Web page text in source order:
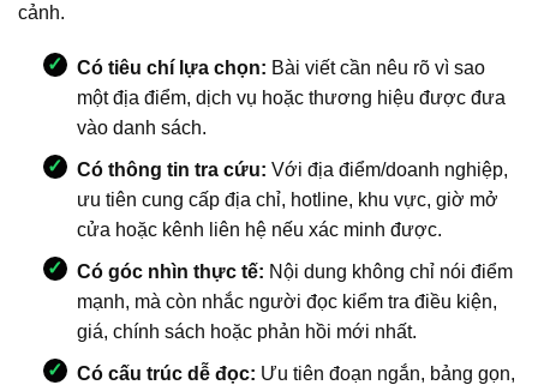
cảnh.
Có tiêu chí lựa chọn: Bài viết cần nêu rõ vì sao
một địa điểm, dịch vụ hoặc thương hiệu được đưa
vào danh sách.
Có thông tin tra cứu: Với địa điểm/doanh nghiệp,
ưu tiên cung cấp địa chỉ, hotline, khu vực, giờ mở
cửa hoặc kênh liên hệ nếu xác minh được.
Có góc nhìn thực tế: Nội dung không chỉ nói điểm
mạnh, mà còn nhắc người đọc kiểm tra điều kiện,
giá, chính sách hoặc phản hồi mới nhất.
Có cấu trúc dễ đọc: Ưu tiên đoạn ngắn, bảng gọn,